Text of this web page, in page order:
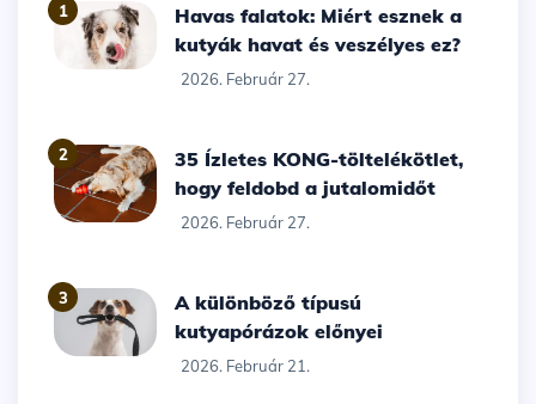
1
Havas falatok: Miért esznek a
kutyák havat és veszélyes ez?
2026. Február 27.
2
35 Ízletes KONG-töltelékötlet,
hogy feldobd a jutalomidőt
2026. Február 27.
3
A különböző típusú
kutyapórázok előnyei
2026. Február 21.